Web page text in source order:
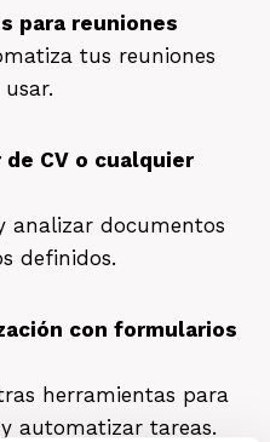
para reuniones
tus reuniones
de CV o cualquier
analizar documentos
definidos.
con formularios
herramientas para
automatizar tareas.